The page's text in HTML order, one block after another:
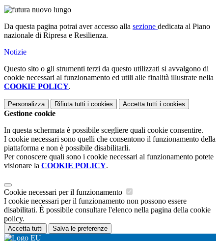
Da questa pagina potrai aver accesso alla sezione dedicata al Piano
nazionale di Ripresa e Resilienza.
Notizie
Questo sito o gli strumenti terzi da questo utilizzati si avvalgono di
cookie necessari al funzionamento ed utili alle finalità illustrate nella
COOKIE POLICY.
Personalizza Rifiuta tutti i cookies Accetta tutti i cookies
Gestione cookie
In questa schermata è possibile scegliere quali cookie consentire.
I cookie necessari sono quelli che consentono il funzionamento della
piattaforma e non è possibile disabilitarli.
Per conoscere quali sono i cookie necessari al funzionamento potete
visionare la COOKIE POLICY.
Cookie necessari per il funzionamento
I cookie necessari per il funzionamento non possono essere
disabilitati. È possibile consultare l'elenco nella pagina della cookie
policy.
Accetta tutti Salva le preferenze